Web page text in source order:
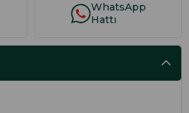
WhatsApp
Hattı